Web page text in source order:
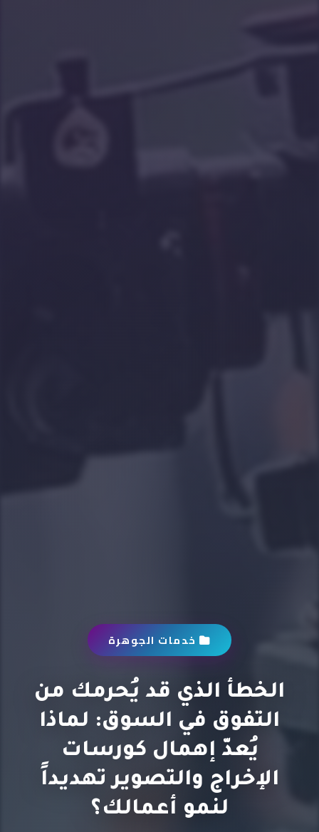
خدمات الجوهرة
الخطأ الذي قد يُحرمك من
التفوق في السوق: لماذا
يُعدّ إهمال كورسات
الإخراج والتصوير تهديداً
لنمو أعمالك؟